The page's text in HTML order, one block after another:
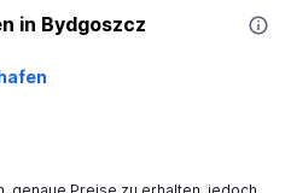
in Bydgoszcz